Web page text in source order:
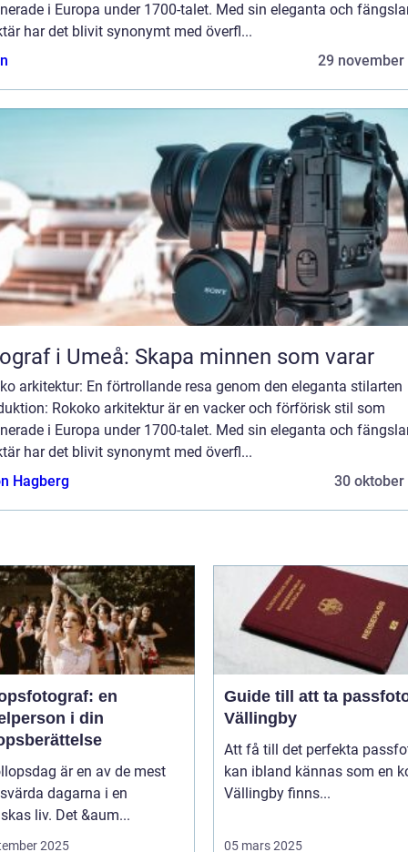
i Europa under 1700-talet. Med sin eleganta och
har det blivit synonymt med överfl...
29 november
i Umeå: Skapa minnen som varar
arkitektur: En förtrollande resa genom den eleganta stilarten
Rokoko arkitektur är en vacker och förförisk stil som
i Europa under 1700-talet. Med sin eleganta och
har det blivit synonymt med överfl...
Hagberg
30 oktober
en
i din
är en av de mest
dagarna i en
liv. Det &aum...
2025
Guide till att ta
Vällingby
Att få till det perfekta
kan ibland kännas som en
Vällingby finns...
05 mars 2025